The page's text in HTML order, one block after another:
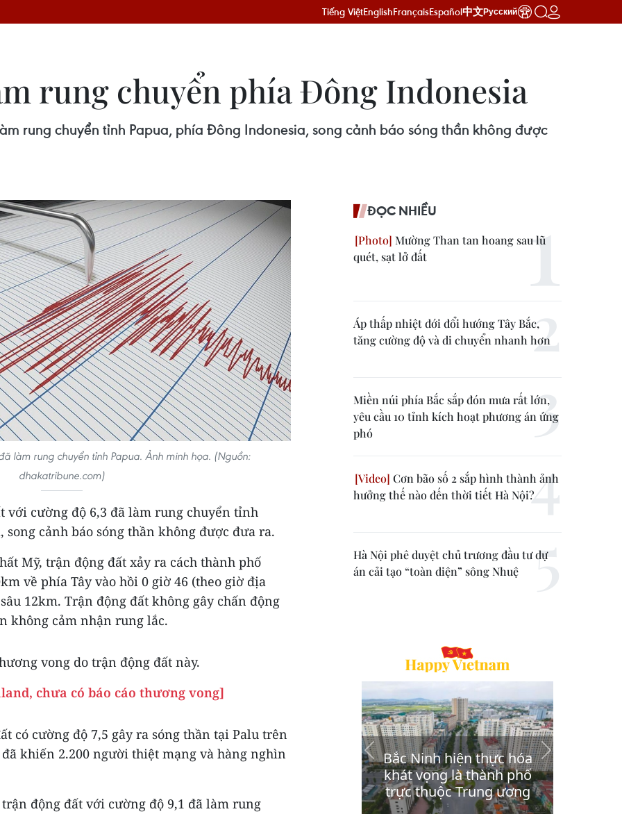
Tiếng ViệtEnglishFrançaisEspañol中文Русский
rung chuyển phía Đông Indonesia
rung chuyển tỉnh Papua, phía Đông Indonesia, song cảnh báo sóng thần không được
làm rung chuyển tỉnh Papua. Ảnh minh họa. (Nguồn:
dhakatribune.com)
với cường độ 6,3 đã làm rung chuyển tỉnh
cảnh báo sóng thần không được đưa ra.
Mỹ, trận động đất xảy ra cách thành phố
về phía Tây vào hồi 0 giờ 46 (theo giờ địa
12km. Trận động đất không gây chấn động
không cảm nhận rung lắc.
vong do trận động đất này.
chưa có báo cáo thương vong]
có cường độ 7,5 gây ra sóng thần tại Palu trên
khiến 2.200 người thiệt mạng và hàng nghìn
động đất với cường độ 9,1 đã làm rung
ĐỌC NHIỀU
Mường Than tan hoang sau lũ
quét, sạt lở đất
Áp thấp nhiệt đới đổi hướng Tây Bắc,
tăng cường độ và di chuyển nhanh hơn
Miền núi phía Bắc sắp đón mưa rất lớn,
yêu cầu 10 tỉnh kích hoạt phương án ứng
phó
Cơn bão số 2 sắp hình thành ảnh
hưởng thế nào đến thời tiết Hà Nội?
Hà Nội phê duyệt chủ trương đầu tư dự
án cải tạo “toàn diện” sông Nhuệ